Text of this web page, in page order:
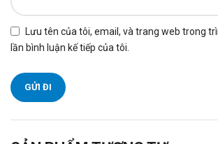
Lưu tên của tôi, email, và trang web trong
lần bình luận kế tiếp của tôi.